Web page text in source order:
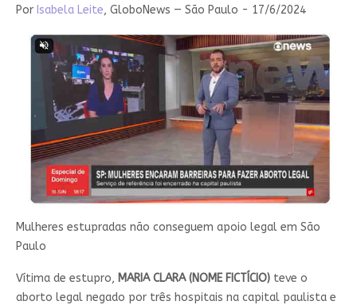
Por Isabela Leite, GloboNews — São Paulo - 17/6/2024
Mulheres estupradas não conseguem apoio legal em São
Paulo
Vítima de estupro, MARIA CLARA (NOME FICTÍCIO) teve o
aborto legal negado por três hospitais na capital paulista e